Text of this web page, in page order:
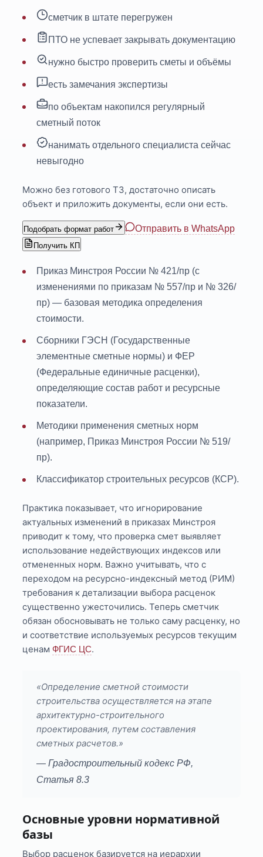
сметчик в штате перегружен
ПТО не успевает закрывать документацию
нужно быстро проверить сметы и объёмы
есть замечания экспертизы
по объектам накопился регулярный
сметный поток
нанимать отдельного специалиста сейчас
невыгодно
Можно без готового ТЗ, достаточно описать
объект и приложить документы, если они есть.
Подобрать формат работ Отправить в WhatsApp
Получить КП
Приказ Минстроя России № 421/пр (с
изменениями по приказам № 557/пр и № 326/
пр) — базовая методика определения
стоимости.
Сборники ГЭСН (Государственные
элементные сметные нормы) и ФЕР
(Федеральные единичные расценки),
определяющие состав работ и ресурсные
показатели.
Методики применения сметных норм
(например, Приказ Минстроя России № 519/
пр).
Классификатор строительных ресурсов (КСР).
Практика показывает, что игнорирование
актуальных изменений в приказах Минстроя
приводит к тому, что проверка смет выявляет
использование недействующих индексов или
отмененных норм. Важно учитывать, что с
переходом на ресурсно-индексный метод (РИМ)
требования к детализации выбора расценок
существенно ужесточились. Теперь сметчик
обязан обосновывать не только саму расценку, но
и соответствие используемых ресурсов текущим
ценамФГИС ЦС.
«Определение сметной стоимости
строительства осуществляется на этапе
архитектурно-строительного
проектирования, путем составления
сметных расчетов.»
— Градостроительный кодекс РФ,
Статья 8.3
Основные уровни нормативной
базы
Выбор расценок базируется на иерархии